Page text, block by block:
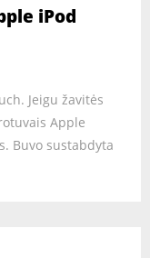
iPod
Jeigu žavitės
Apple
Buvo sustabdyta